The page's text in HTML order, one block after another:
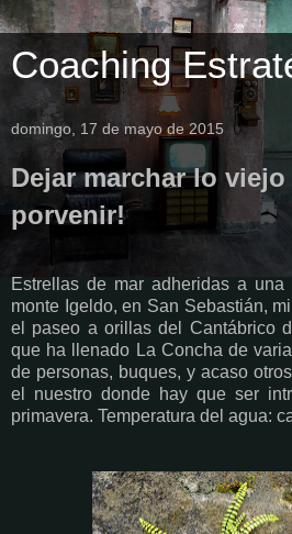
Coaching
domingo, 17 de mayo de 2015
Dejar marchar lo viejo
porvenir!
Estrellas de mar adheridas a
monte Igeldo, en San Sebastián,
el paseo a orillas del Cantábrico
que ha llenado La Concha de
de personas, buques, y acaso
el nuestro donde hay que ser
primavera. Temperatura del agua: